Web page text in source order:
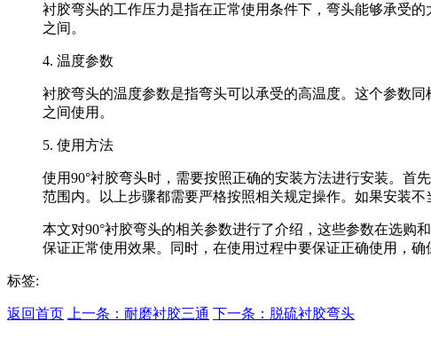
衬胶弯头的工作压力是指在正常使用条件下，弯头能够承受
之间。
4. 温度参数
衬胶弯头的温度参数是指弯头可以承受的高温度。这个参数
之间使用。
5. 使用方法
使用90°衬胶弯头时，需要按照正确的安装方法进行安装。首
范围内。以上步骤都需要严格按照相关规定操作。如果安装
本文对90°衬胶弯头的相关参数进行了介绍，这些参数在选
保证正常使用效果。同时，在使用过程中要保证正确使用，确
标签:
返回首页 上一条：耐磨衬胶三通 下一条：脱硫衬胶弯头